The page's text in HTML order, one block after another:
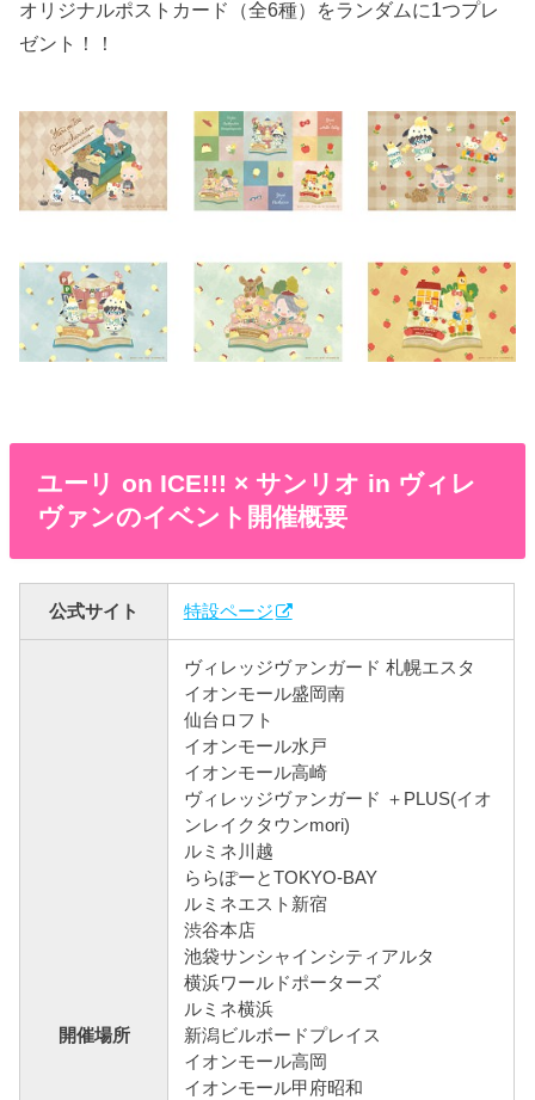
オリジナルポストカード（全6種）をランダムに1つプレ
ゼント！！
ユーリ on ICE!!! × サンリオ in ヴィレ
ヴァンのイベント開催概要
公式サイト 特設ページ
開催場所
ヴィレッジヴァンガード 札幌エスタ
イオンモール盛岡南
仙台ロフト
イオンモール水戸
イオンモール高崎
ヴィレッジヴァンガード ＋PLUS(イオ
ンレイクタウンmori)
ルミネ川越
ららぽーとTOKYO-BAY
ルミネエスト新宿
渋谷本店
池袋サンシャインシティアルタ
横浜ワールドポーターズ
ルミネ横浜
新潟ビルボードプレイス
イオンモール高岡
イオンモール甲府昭和